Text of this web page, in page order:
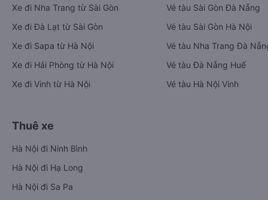
Xe đi Nha Trang từ Sài Gòn
Xe đi Đà Lạt từ Sài Gòn
Xe đi Sapa từ Hà Nội
Xe đi Hải Phòng từ Hà Nội
Xe đi Vinh từ Hà Nội
Vé tàu Sài Gòn Đà Nẵng
Vé tàu Sài Gòn Hà Nội
Vé tàu Nha Trang Đà
Vé tàu Đà Nẵng Huế
Vé tàu Hà Nội Vinh
Thuê xe
Hà Nội đi Ninh Bình
Hà Nội đi Hạ Long
Hà Nội đi Sa Pa